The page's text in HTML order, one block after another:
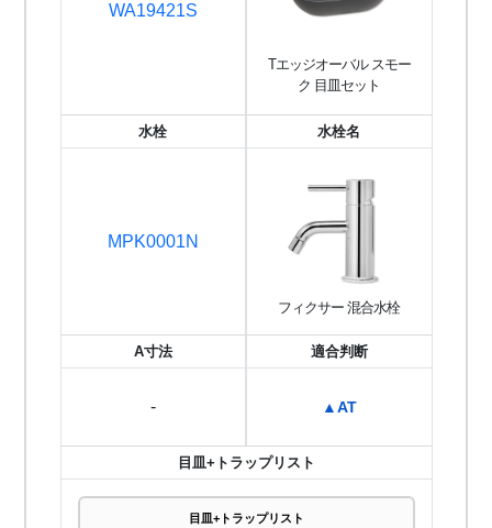
WA19421S
Tエッジオーバル スモー
ク 目皿セット
水栓
MPK0001N
水栓名
フィクサー 混合水栓
A寸法
-
適合判断
▲AT
目皿+トラップリスト
目皿+トラップリスト